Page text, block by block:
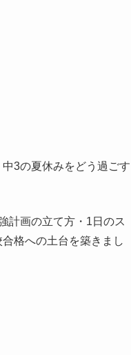
3の夏休みをどう過ごす
計画の立て方・1日のス
格への土台を築きまし